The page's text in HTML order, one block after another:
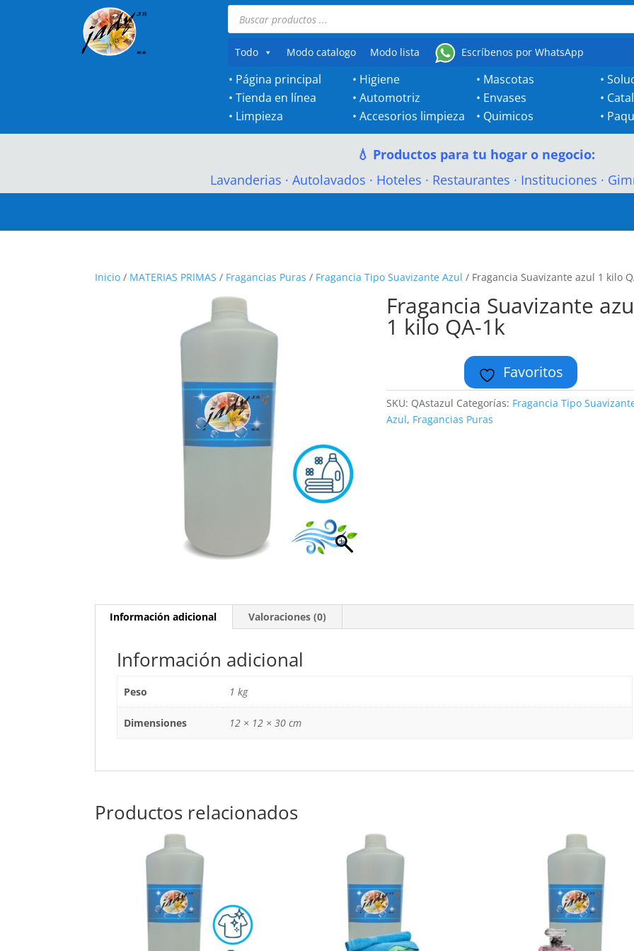
Búsqueda
productos
Todo
Modo catalogo Modo lista Escríbenos por WhatsApp
• Página principal
•Tienda en línea
• Limpieza
• Higiene
•Automotriz
•Accesorios limpieza
• Mascotas
• Envases
• Quimicos
•
•
•
💧 Productos para tu hogar o negocio:
Lavanderias · Autolavados · Hoteles · Restaurantes · Instituciones ·
Inicio / MATERIAS PRIMAS / Fragancias Puras / Fragancia Tipo Suavizante Azul / Fragancia Suavizante azul 1 kilo
Fragancia Suavizante
1 kilo QA-1k
Favoritos
SKU: QAstazul Categorías: Fragancia Tipo
Azul, Fragancias Puras
Información adicional Valoraciones (0)
Información adicional
Peso 1 kg
Dimensiones 12 × 12 × 30 cm
Productos relacionados